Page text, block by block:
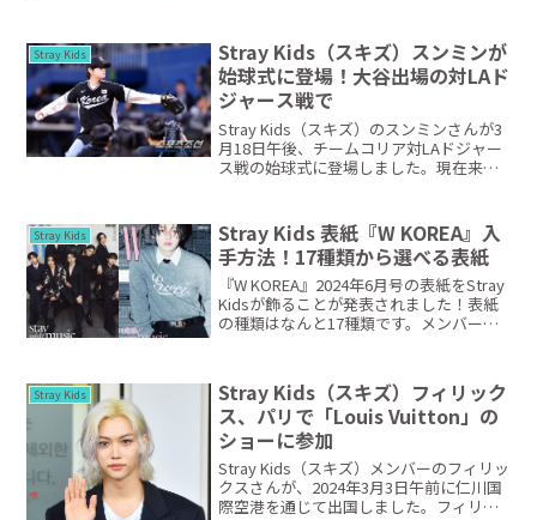
Stray Kids
Stray Kids（スキズ）スンミンが
始球式に登場！大谷出場の対LAド
ジャース戦で
Stray Kids（スキズ）のスンミンさんが3
月18日午後、チームコリア対LAドジャー
ス戦の始球式に登場しました。現在来韓
るチームコリアと対戦。MLBワールドツ
ア...
Stray Kids
Stray Kids 表紙『W KOREA』入
手方法！17種類から選べる表紙
『W KOREA』2024年6月号の表紙をStray
Kidsが飾ることが発表されました！表紙
の種類はなんと17種類です。メンバーの
バーのグラビア特集が繰...
Stray Kids
Stray Kids（スキズ）フィリック
ス、パリで「Louis Vuitton」の
ショーに参加
Stray Kids（スキズ）メンバーのフィリッ
クスさんが、2024年3月3日午前に仁川国
際空港を通じて出国しました。フィリッ